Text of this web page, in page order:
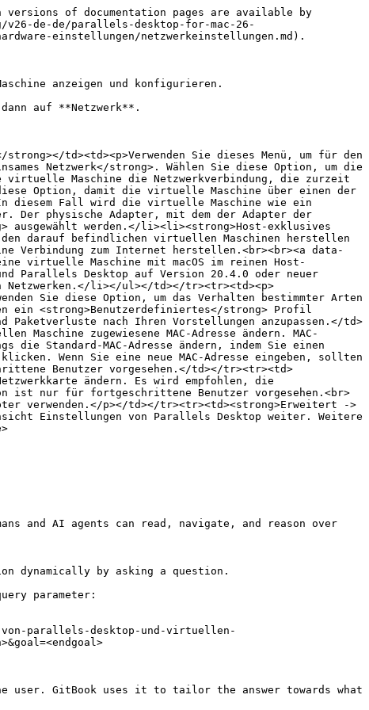
of documentation pages are available by
de-de/parallels-desktop-for-mac-26-
einstellungen/netzwerkeinstellungen.md).
anzeigen und konfigurieren.
auf **Netzwerk**.
td><td><p>Verwenden Sie dieses Menü, um für den
Netzwerk</strong>. Wählen Sie diese Option, um die
Maschine die Netzwerkverbindung, die zurzeit
Option, damit die virtuelle Maschine über einen der
diesem Fall wird die virtuelle Maschine wie ein
Der physische Adapter, mit dem der Adapter der
werden.</li><li><strong>Host-exklusives
den darauf befindlichen virtuellen Maschinen herstellen
Verbindung zum Internet herstellen.<br><br><a data-
virtuelle Maschine mit macOS im reinen Host-
Parallels Desktop auf Version 20.4.0 oder neuer
li></ul></td></tr><tr><td><p>
Sie diese Option, um das Verhalten bestimmter Arten
ein <strong>Benutzerdefiniertes</strong> Profil
nach Ihren Vorstellungen anzupassen.</td>
zugewiesene MAC-Adresse ändern. MAC-
Standard-MAC-Adresse ändern, indem Sie einen
Wenn Sie eine neue MAC-Adresse eingeben, sollten
Benutzer vorgesehen.</td></tr><tr><td>
ändern. Es wird empfohlen, die
ist nur für fortgeschrittene Benutzer vorgesehen.<br>
verwenden.</p></td></tr><tr><td><strong>Erweitert ->
Einstellungen von Parallels Desktop weiter. Weitere
and AI agents can read, navigate, and reason over
dynamically by asking a question.
parameter:
von-parallels-desktop-und-virtuellen-
user. GitBook uses it to tailor the answer towards what